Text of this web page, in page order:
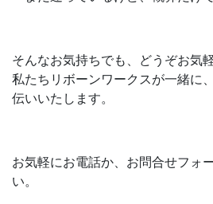
そんなお気持ちでも、どうぞお気
私たちリボーンワークスが一緒に
伝いいたします。
お気軽にお電話か、お問合せフォ
い。